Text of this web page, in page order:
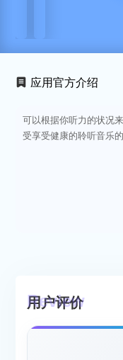
应用官方介绍
可以根据你听力的状况
受享受健康的聆听音乐的
用户评价